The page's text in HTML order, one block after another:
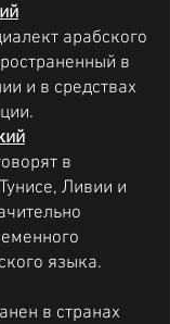
арабского
в
и в средствах
в
Ливии и
языка.
в странах